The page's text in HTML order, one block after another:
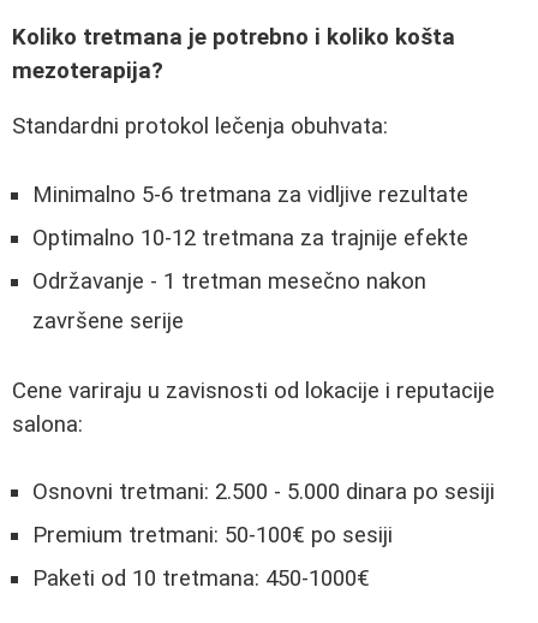
Koliko tretmana je potrebno i koliko košta
mezoterapija?
Standardni protokol lečenja obuhvata:
Minimalno 5-6 tretmana za vidljive rezultate
Optimalno 10-12 tretmana za trajnije efekte
Održavanje - 1 tretman mesečno nakon
završene serije
Cene variraju u zavisnosti od lokacije i reputacije
salona:
Osnovni tretmani: 2.500 - 5.000 dinara po sesiji
Premium tretmani: 50-100€ po sesiji
Paketi od 10 tretmana: 450-1000€